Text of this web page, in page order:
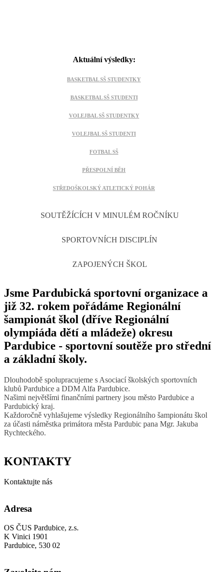
Aktuální výsledky:
BASKETBAL SŠ STUDENTKY
BASKETBAL SŠ STUDENTI
VOLEJBAL SŠ STUDENTKY
VOLEJBAL SŠ STUDENTI
FOTBAL SŠ
PŘESPOLNÍ BĚH
STŘEDOŠKOLSKÝ ATLETICKÝ POHÁR
SOUTĚŽÍCÍCH V MINULÉM ROČNÍKU
SPORTOVNÍCH DISCIPLÍN
ZAPOJENÝCH ŠKOL
Jsme Pardubická sportovní organizace a
již 32. rokem pořádáme Regionální
šampionát škol (dříve Regionální
olympiáda dětí a mládeže) okresu
Pardubice - sportovní soutěže pro střední
a základní školy.
Dlouhodobě spolupracujeme s Asociací školských sportovních
klubů Pardubice a DDM Alfa Pardubice.
Našimi největšími finančními partnery jsou město Pardubice a
Pardubický kraj.
Každoročně vyhlašujeme výsledky Regionálního šampionátu škol
za účasti náměstka primátora města Pardubic pana Mgr. Jakuba
Rychteckého.
KONTAKTY
Kontaktujte nás
Adresa
OS ČUS Pardubice, z.s.
K Vinici 1901
Pardubice, 530 02